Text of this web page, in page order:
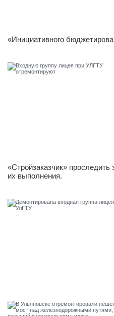
«Инициативного
«Стройзаказчик» проследить
их выполнения.